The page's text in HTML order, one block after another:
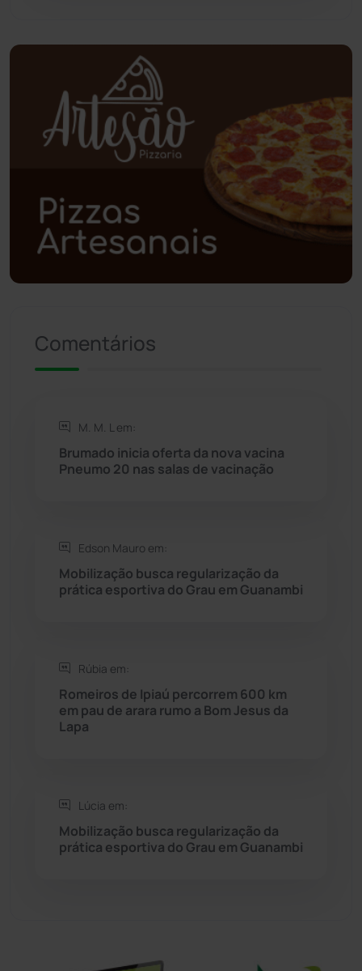
Piripá (90)
Planalto
Poções (182)
(57)
Polícia Militar (27)
Rio do Antônio
Saúde
Seabra (50)
Sítio do Mato
Sudoeste Baiano (1530)
Tanque Novo
Tecnologia (12)
Comentários
M. M. L em:
Brumado inicia oferta da nova vacina
Pneumo 20 nas salas de vacinação
Edson Mauro em:
Mobilização busca regularização da
prática esportiva do Grau em Guanambi
Rúbia em:
Romeiros de Ipiaú percorrem 600 km
em pau de arara rumo a Bom Jesus da
Lapa
Lúcia em:
Mobilização busca regularização da
prática esportiva do Grau em Guanambi